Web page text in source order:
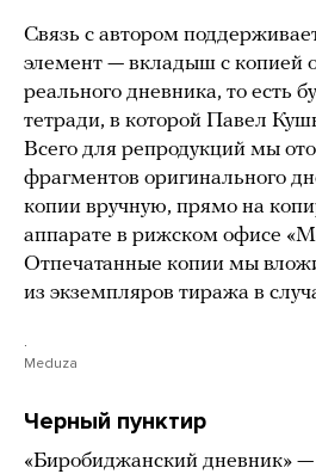
Связь с автором
элемент — вкладыш с копией
реального дневника, то есть
тетради, в которой Павел
Всего для репродукций мы
фрагментов оригинального
копии вручную, прямо на
аппарате в рижском офисе
Отпечатанные копии мы
из экземпляров тиража в
.
Meduza
Черный пунктир
«Биробиджанский дневник» —